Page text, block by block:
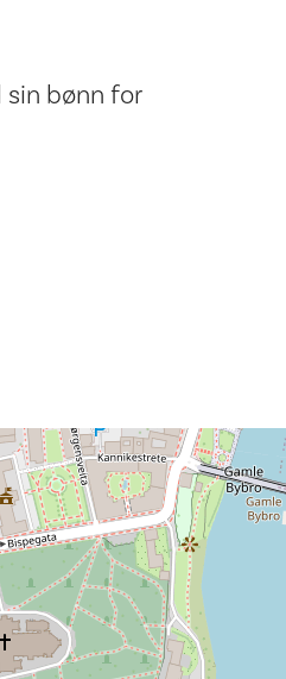
sin bønn for